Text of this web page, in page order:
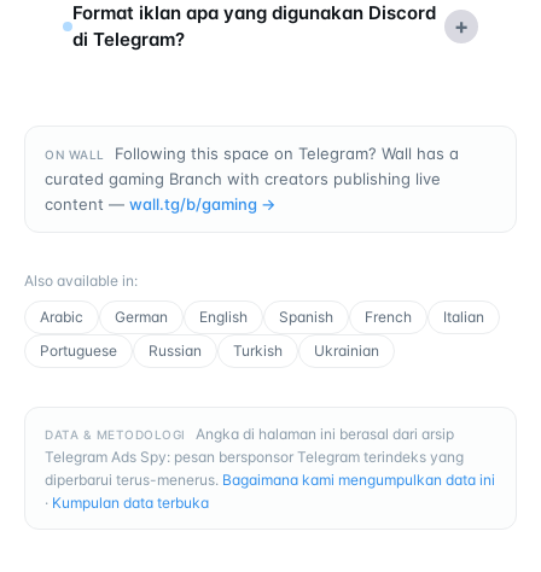
Format iklan apa yang digunakan Discord
di Telegram?
+
ON WALL
Following this space on Telegram? Wall has a
curated gaming Branch with creators publishing live
content — wall.tg/b/gaming →
Also available in:
Arabic
German English Spanish French
Italian
Portuguese
Russian Turkish Ukrainian
DATA & METODOLOGI
Angka di halaman ini berasal dari arsip
Telegram Ads Spy: pesan bersponsor Telegram terindeks yang
diperbarui terus-menerus. Bagaimana kami mengumpulkan data ini
· Kumpulan data terbuka